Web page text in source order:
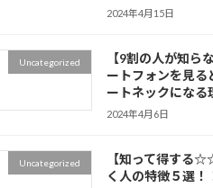
2024年4月15日
Uncategorized
【9割の人が知ら
ートフォンを見る
ートネックになる
2024年4月6日
Uncategorized
【知って得する
く人の特徴５選！